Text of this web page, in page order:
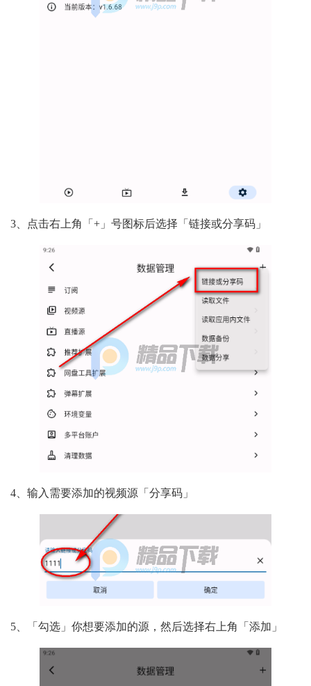
3、点击右上角「+」号图标后选择「链接或分享码」
4、输入需要添加的视频源「分享码」
5、「勾选」你想要添加的源，然后选择右上角「添加」